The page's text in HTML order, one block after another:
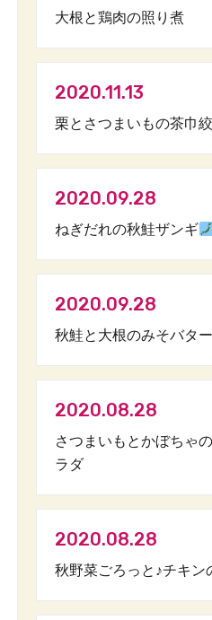
大根と鶏肉の照り煮
2020.11.13
栗とさつまいもの茶巾
2020.09.28
ねぎだれの秋鮭ザンギ
2020.09.28
秋鮭と大根のみそバタ
2020.08.28
さつまいもとかぼちゃ
ラダ
2020.08.28
秋野菜ごろっと♪チキン